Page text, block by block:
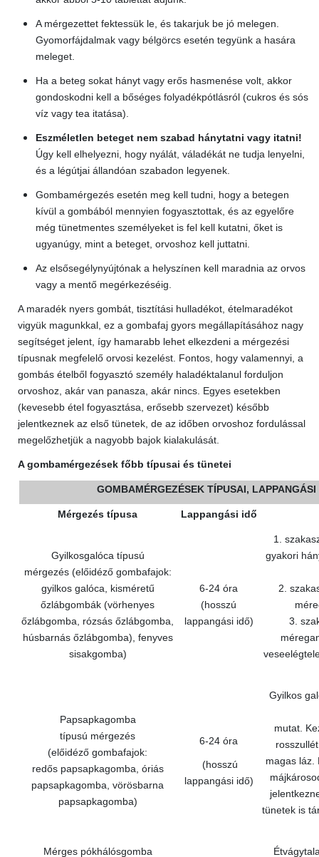
A mérgezettet fektessük le, és takarjuk be jó melegen.
Gyomorfájdalmak vagy bélgörcs esetén tegyünk a hasára
meleget.
Ha a beteg sokat hányt vagy erős hasmenése volt, akkor
gondoskodni kell a bőséges folyadékpótlásról (cukros és sós
víz vagy tea itatása).
Eszméletlen beteget nem szabad hánytatni vagy itatni!
Úgy kell elhelyezni, hogy nyálát, váladékát ne tudja lenyelni,
és a légútjai állandóan szabadon legyenek.
Gombamérgezés esetén meg kell tudni, hogy a betegen
kívül a gombából mennyien fogyasztottak, és az egyelőre
még tünetmentes személyeket is fel kell kutatni, őket is
ugyanúgy, mint a beteget, orvoshoz kell juttatni.
Az elsősegélynyújtónak a helyszínen kell maradnia az orvos
vagy a mentő megérkezéséig.
A maradék nyers gombát, tisztítási hulladékot, ételmaradékot
vigyük magunkkal, ez a gombafaj gyors megállapításához nagy
segítséget jelent, így hamarabb lehet elkezdeni a mérgezési
típusnak megfelelő orvosi kezelést. Fontos, hogy valamennyi, a
gombás ételből fogyasztó személy haladéktalanul forduljon
orvoshoz, akár van panasza, akár nincs. Egyes esetekben
(kevesebb étel fogyasztása, erősebb szervezet) később
jelentkeznek az első tünetek, de az időben orvoshoz fordulással
megelőzhetjük a nagyobb bajok kialakulását.
A gombamérgezések főbb típusai és tünetei
GOMBAMÉRGEZÉSEK TÍPUSAI,
Mérgezés típusa Lappangási idő
Gyilkosgalóca típusú
mérgezés (előidéző gombafajok:
gyilkos galóca, kisméretű
őzlábgombák (vörhenyes
őzlábgomba, rózsás őzlábgomba,
húsbarnás őzlábgomba), fenyves
sisakgomba)
6-24 óra
(hosszú
lappangási idő)
1.
gyakori
2.
3.
Papsapkagomba
típusú mérgezés
(előidéző gombafajok:
redős papsapkagomba, óriás
papsapkagomba, vörösbarna
papsapkagomba)
6-24 óra
(hosszú
lappangási idő)
Gyilkos
mutat.
magas láz.
tünetek is
Mérges pókhálósgomba